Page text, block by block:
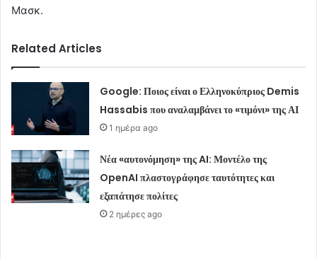
Μασκ.
Related Articles
Google: Ποιος είναι ο Ελληνοκύπριος Demis
Hassabis που αναλαμβάνει το «τιμόνι» της ΑΙ
1 ημέρα ago
Νέα «αυτονόμηση» της AI: Μοντέλο της
OpenAI πλαστογράφησε ταυτότητες και
εξαπάτησε πολίτες
2 ημέρες ago